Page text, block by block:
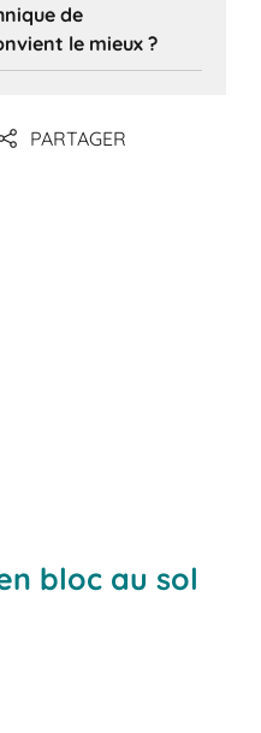
de
le mieux ?
PARTAGER
bloc au sol